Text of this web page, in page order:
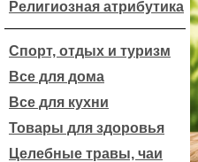
Религиозная атрибутика
Спорт, отдых и туризм
Все для дома
Все для кухни
Товары для здоровья
Целебные травы, чаи